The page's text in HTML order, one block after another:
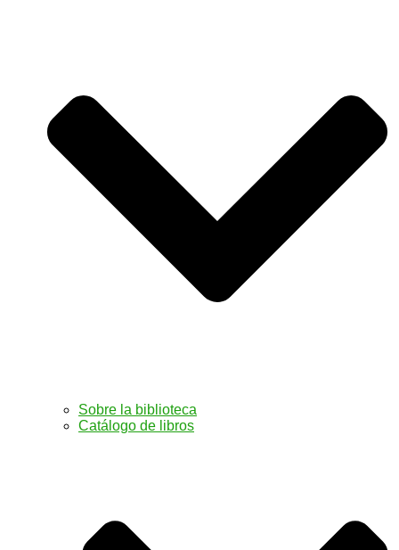
Sobre la biblioteca
Catálogo de libros